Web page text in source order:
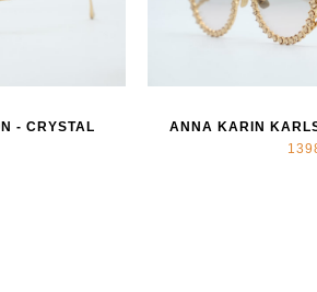
- CRYSTAL
ANNA KARIN